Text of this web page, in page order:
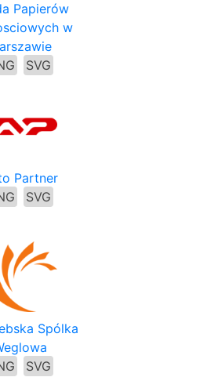
Papierów
w
SVG
Partner
SVG
Spólka
SVG